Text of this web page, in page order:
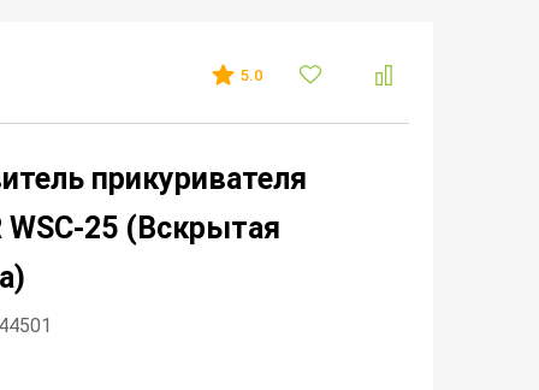
5.0
прикуривателя
WSC-25 (Вскрытая